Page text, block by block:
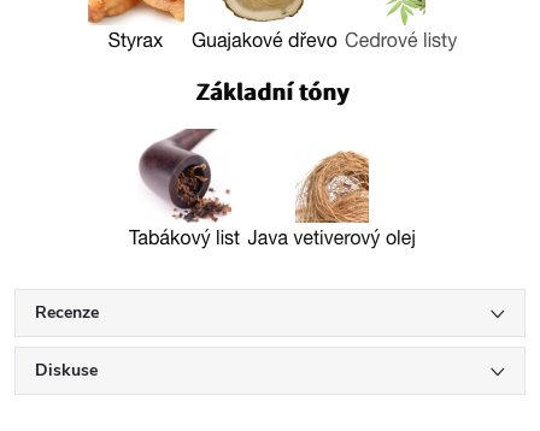
Recenze
Diskuse